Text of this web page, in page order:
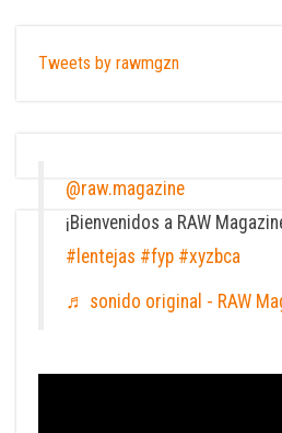
Tweets by rawmgzn
@raw.magazine
¡Bienvenidos a RAW
#lentejas #fyp #xyzbca
♬ sonido original - RAW